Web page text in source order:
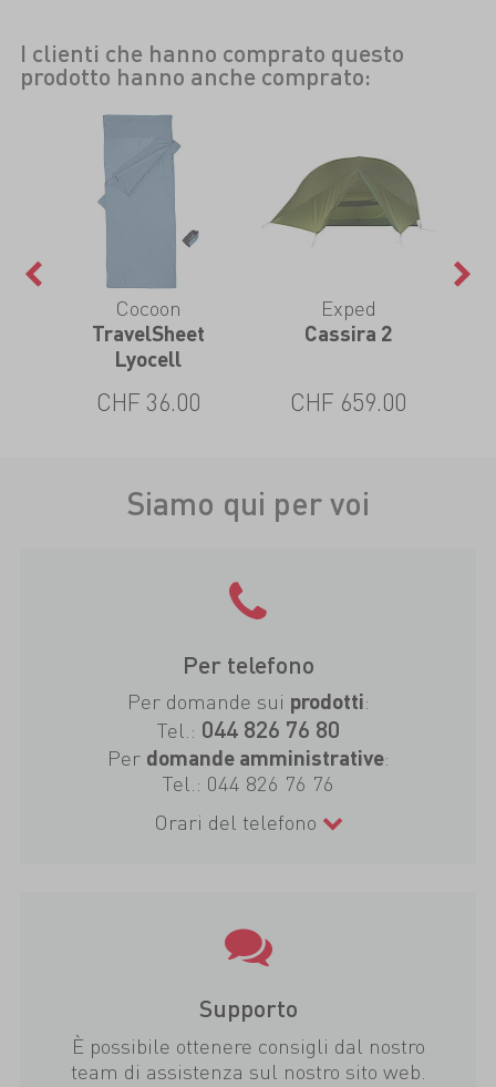
I clienti che hanno comprato questo
prodotto hanno anche comprato:
Cocoon
TravelSheet
Lyocell
CHF 36.00
Exped
Cassira 2
CHF 659.00
Siamo qui per voi
Per telefono
Per domande sui prodotti:
Tel.: 044 826 76 80
Per domande amministrative:
Tel.: 044 826 76 76
Orari del telefono
Supporto
È possibile ottenere consigli dal nostro
team di assistenza sul nostro sito web.